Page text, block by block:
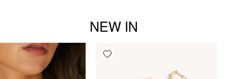
NEW IN
Add wishlist